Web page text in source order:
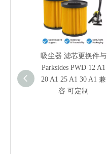
吸尘器 滤芯更换件与
Parksides PWD 12 A1
20 A1 25 A1 30 A1 兼
容 可定制